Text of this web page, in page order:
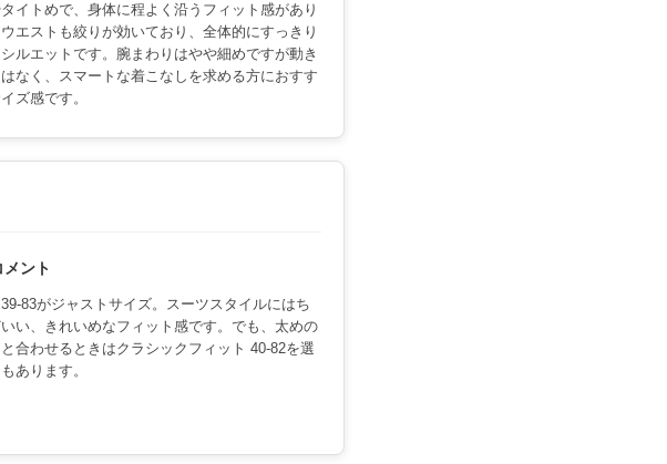
イトめで、身体に程よく沿うフィット感があり
エストも絞りが効いており、全体的にすっきり
ルエットです。腕まわりはやや細めですが動き
なく、スマートな着こなしを求める方におすす
ズ感です。
ント
83がジャストサイズ。スーツスタイルにはち
いい、きれいめなフィット感です。でも、太めの
合わせるときはクラシックフィット 40-82を選
あります。